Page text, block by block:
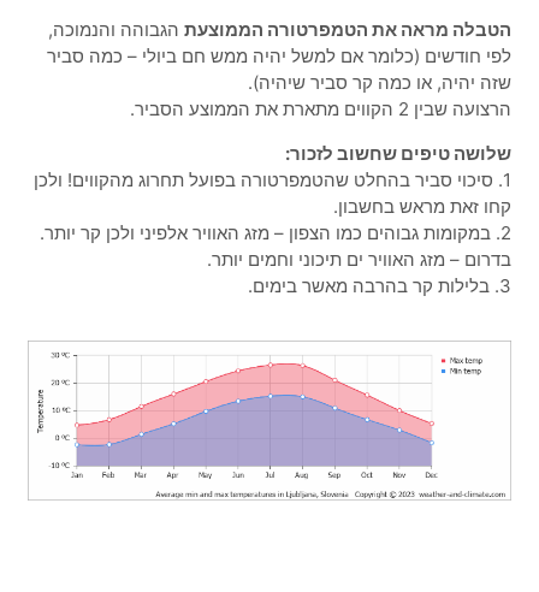
הטבלה מראה את הטמפרטורה הממוצעת הגבוהה והנמוכה,
לפי חודשים (כלומר אם למשל יהיה ממש חם ביולי – כמה סביר
שזה יהיה, או כמה קר סביר שיהיה).
הרצועה שבין 2 הקווים מתארת את הממוצע הסביר.
שלושה טיפים שחשוב לזכור:
1. סיכוי סביר בהחלט שהטמפרטורה בפועל תחרוג מהקווים! ולכן
קחו זאת מראש בחשבון.
2. במקומות גבוהים כמו הצפון – מזג האוויר אלפיני ולכן קר יותר.
בדרום – מזג האוויר ים תיכוני וחמים יותר.
3. בלילות קר בהרבה מאשר בימים.